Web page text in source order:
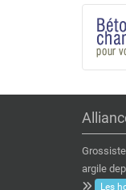
argile
Les